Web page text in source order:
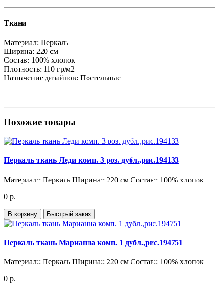
Ткани
Материал: Перкаль
Ширина: 220 см
Состав: 100% хлопок
Плотность: 110 гр/м2
Назначение дизайнов: Постельные
Похожие товары
Перкаль ткань Леди комп. 3 роз. дубл.,рис.194133
Материал:: Перкаль Ширина:: 220 см Состав:: 100% хлопок
0 р.
В корзину Быстрый заказ
Перкаль ткань Марианна комп. 1 дубл.,рис.194751
Материал:: Перкаль Ширина:: 220 см Состав:: 100% хлопок
0 р.